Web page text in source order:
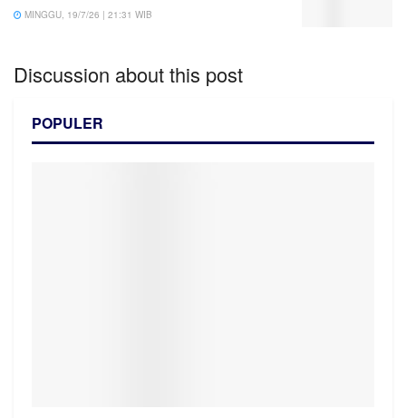
MINGGU, 19/7/26 | 21:31 WIB
Discussion about this post
POPULER